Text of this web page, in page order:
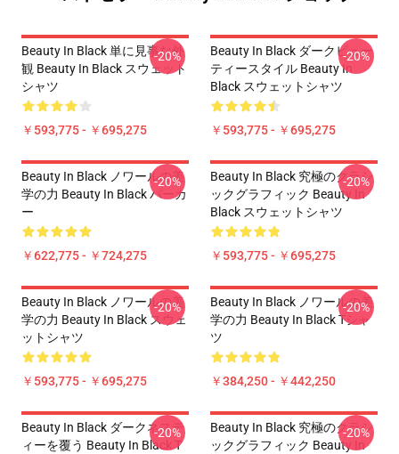
Beauty In Black 単に見事な外
観 Beauty In Black スウェット
シャツ
￥593,775 - ￥695,275
-20%
Beauty In Black ダークビュー
ティースタイル Beauty In
Black スウェットシャツ
￥593,775 - ￥695,275
-20%
Beauty In Black ノワールの美
学の力 Beauty In Black パーカ
ー
￥622,775 - ￥724,275
-20%
Beauty In Black 究極のクラシ
ックグラフィック Beauty In
Black スウェットシャツ
￥593,775 - ￥695,275
-20%
Beauty In Black ノワールの美
学の力 Beauty In Black スウェ
ットシャツ
￥593,775 - ￥695,275
-20%
Beauty In Black ノワールの美
学の力 Beauty In Black Tシャ
ツ
￥384,250 - ￥442,250
-20%
Beauty In Black ダークネステ
ィーを覆う Beauty In Black T
-20%
Beauty In Black 究極のクラシ
ックグラフィック Beauty In
-20%